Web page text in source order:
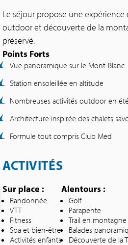
Le séjour propose une
outdoor et découverte de la
préservé.
Points Forts
Vue panoramique sur le Mont-Blanc
Station ensoleillée en altitude
Nombreuses activités outdoor en été
Architecture inspirée des chalets
Formule tout compris Club Med
ACTIVITÉS
Sur place :
Randonnée
VTT
Fitness
Spa et bien-être
Activités enfants
Alentours :
Golf
Parapente
Trail en montagne
Balades
Découverte de la